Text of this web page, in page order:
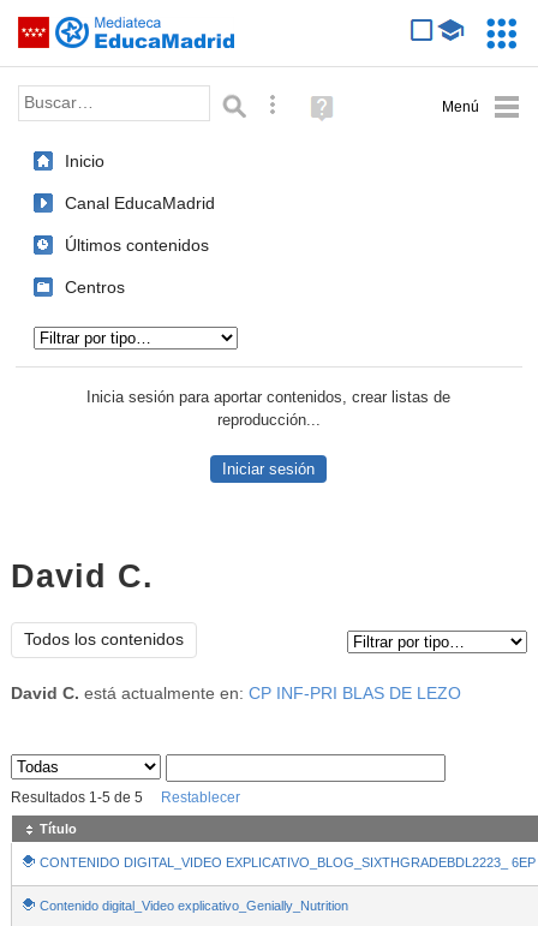
Saltar navegación
Palabra o frase: Búsqueda avanzada
Ayuda
(en
Inicio
Canal EducaMadrid
Últimos contenidos
Centros
Inicia sesión para aportar contenidos, crear listas de
reproducción...
Iniciar sesión
David C.
Todos los contenidos
David C. está actualmente en: CP INF-PRI BLAS DE LEZO
Sus archivos
Resultados 1-5 de 5 Restablecer
Título
CONTENIDO DIGITAL_VIDEO EXPLICATIVO_BLOG_SIXTHGRADEBDL2223_ 6EP
Contenido digital_Video explicativo_Genially_Nutrition